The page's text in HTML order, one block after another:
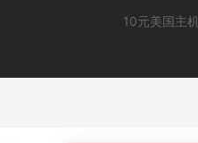
10元美国主机